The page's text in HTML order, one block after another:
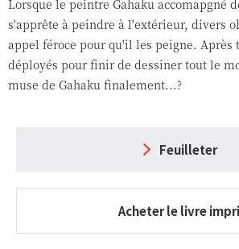
Lorsque le peintre Gahaku accomapgné
s'apprête à peindre à l'extérieur, divers
appel féroce pour qu'il les peigne. Après
déployés pour finir de dessiner tout le
muse de Gahaku finalement...?
Feuilleter
Acheter le livre